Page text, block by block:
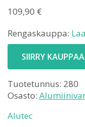
109,90 €
Rengaskauppa:
SIIRRY
Tuotetunnus: 280
Osasto:
Alutec